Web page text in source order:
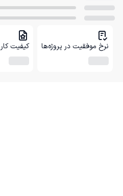
نرخ موفقیت در پروژه‌ها کیفیت کار